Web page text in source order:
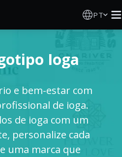
PT
IA Ioga
e bem-estar com
de ioga.
de ioga com um
personalize cada
uma marca que